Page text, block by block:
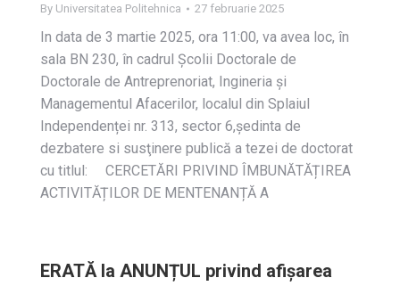
By Universitatea Politehnica 27 februarie 2025
In data de 3 martie 2025, ora 11:00, va avea loc, în
sala BN 230, în cadrul Școlii Doctorale de
Doctorale de Antreprenoriat, Ingineria și
Managementul Afacerilor, localul din Splaiul
Independenței nr. 313, sector 6,ședinta de
dezbatere si susţinere publică a tezei de doctorat
cu titlul: CERCETĂRI PRIVIND ÎMBUNĂTĂȚIREA
ACTIVITĂȚILOR DE MENTENANȚĂ A
ERATĂ la ANUNȚUL privind afișarea